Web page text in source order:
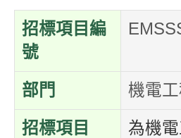
招標項目編
號
部門 機電
招標項目
為機